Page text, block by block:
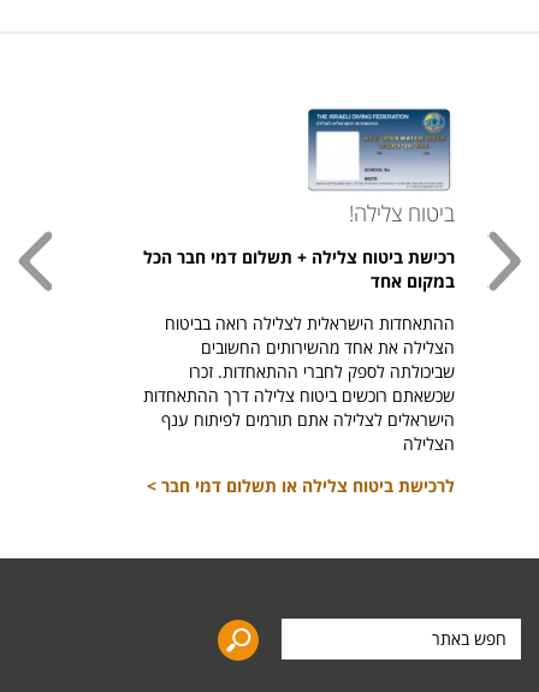
ביטוח צלילה!
רכישת ביטוח צלילה + תשלום דמי חבר הכל
במקום אחד
ההתאחדות הישראלית לצלילה רואה בביטוח
הצלילה את אחד מהשירותים החשובים
שביכולתה לספק לחברי ההתאחדות. זכרו
שכשאתם רוכשים ביטוח צלילה דרך ההתאחדות
הישראלים לצלילה אתם תורמים לפיתוח ענף
הצלילה
לרכישת ביטוח צלילה או תשלום דמי חבר >
באתר